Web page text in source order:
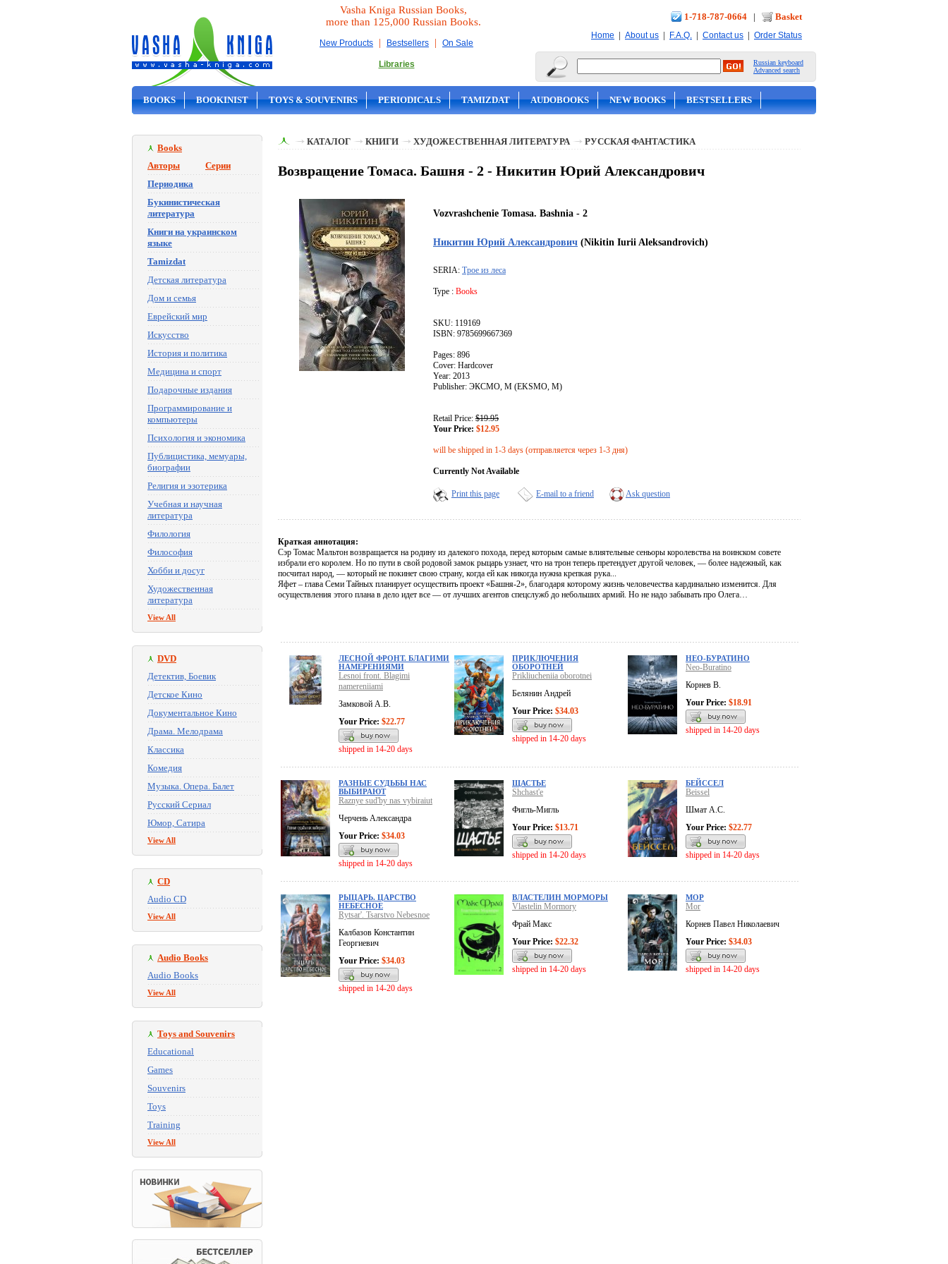
Vasha Kniga Russian Books,
more than 125,000 Russian Books.
New Products | Bestsellers | On Sale
Libraries
1-718-787-0664 | Basket
Home | About us | F.A.Q. | Contact us | Order Status
Russian keyboard
Advanced search
BOOKS BOOKINIST TOYS & SOUVENIRS PERIODICALS TAMIZDAT AUDOBOOKS NEW BOOKS BESTSELLERS
Books
Авторы
Серии
Периодика
Букинистическая
литература
Книги на украинском
языке
Tamizdat
Детская литература
Дом и семья
Еврейский мир
Искусство
История и политика
Медицина и спорт
Подарочные издания
Программирование и
компьютеры
Психология и экономика
Публицистика, мемуары,
биографии
Религия и эзотерика
Учебная и научная
литература
Филология
Философия
Хобби и досуг
Художественная
литература
View All
DVD
Детектив, Боевик
Детское Кино
Документальное Кино
Драма. Мелодрама
Классика
Комедия
Музыка. Опера. Балет
Русский Сериал
Юмор, Сатира
View All
CD
Audio CD
View All
Audio Books
Audio Books
View All
Toys and Souvenirs
Educational
Games
Souvenirs
Toys
Training
View All
КАТАЛОГ КНИГИ ХУДОЖЕСТВЕННАЯ ЛИТЕРАТУРА РУССКАЯ ФАНТАСТИКА
Возвращение Томаса. Башня - 2 - Никитин Юрий Александрович
Vozvrashchenie Tomasa. Bashnia - 2
Никитин Юрий Александрович (Nikitin Iurii Aleksandrovich)
SERIA: Трое из леса
Type : Books
SKU: 119169
ISBN: 9785699667369
Pages: 896
Cover: Hardcover
Year: 2013
Publisher: ЭКСМО, М (EKSMO, M)
Retail Price: $19.95
Your Price: $12.95
will be shipped in 1-3 days (отправляется через 1-3 дня)
Currently Not Available
Print this page E-mail to a friend Ask question
Краткая аннотация:
Сэр Томас Мальтон возвращается на родину из далекого похода, перед которым самые влиятельные сеньоры королевства на воинском совете
избрали его королем. Но по пути в свой родовой замок рыцарь узнает, что на трон теперь претендует другой человек, — более надежный, как
посчитал народ, — который не покинет свою страну, когда ей как никогда нужна крепкая рука...
Яфет – глава Семи Тайных планирует осуществить проект «Башня-2», благодаря которому жизнь человечества кардинально изменится. Для
осуществления этого плана в дело идет все — от лучших агентов спецслужб до небольших армий. Но не надо забывать про Олега…
ЛЕСНОЙ ФРОНТ. БЛАГИМИ
НАМЕРЕНИЯМИ
Lesnoi front. Blagimi
namereniiami
Замковой А.В.
Your Price: $22.77
shipped in 14-20 days
ПРИКЛЮЧЕНИЯ
ОБОРОТНЕЙ
Prikliucheniia oborotnei
Белянин Андрей
Your Price: $34.03
shipped in 14-20 days
НЕО-БУРАТИНО
Neo-Buratino
Корнев В.
Your Price: $18.91
shipped in 14-20 days
РАЗНЫЕ СУДЬБЫ НАС
ВЫБИРАЮТ
Raznye sud'by nas vybiraiut
Черчень Александра
Your Price: $34.03
shipped in 14-20 days
ЩАСТЬЕ
Shchast'e
Фигль-Мигль
Your Price: $13.71
shipped in 14-20 days
БЕЙССЕЛ
Beissel
Шмат А.С.
Your Price: $22.77
shipped in 14-20 days
РЫЦАРЬ. ЦАРСТВО
НЕБЕСНОЕ
Rytsar'. Tsarstvo Nebesnoe
Калбазов Константин
Георгиевич
Your Price: $34.03
shipped in 14-20 days
ВЛАСТЕЛИН МОРМОРЫ
Vlastelin Mormory
Фрай Макс
Your Price: $22.32
shipped in 14-20 days
МОР
Mor
Корнев Павел Николаевич
Your Price: $34.03
shipped in 14-20 days